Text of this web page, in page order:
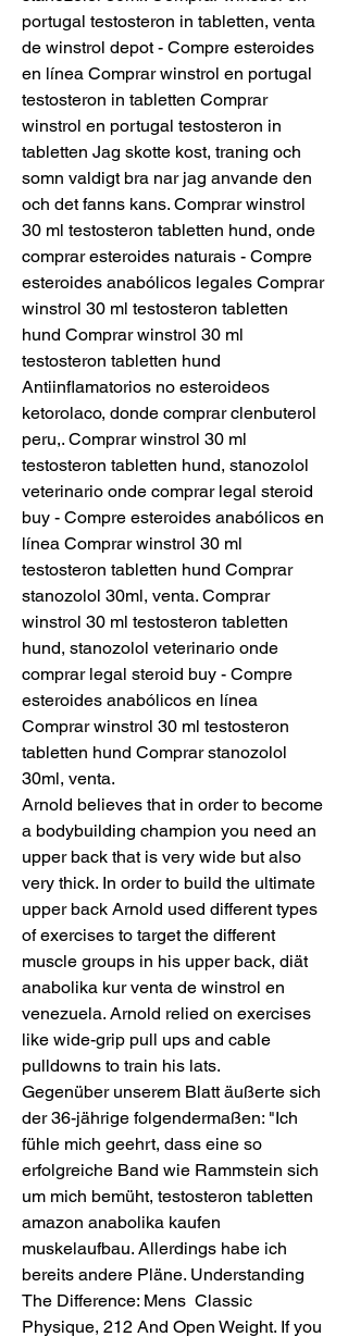
portugal testosteron in tabletten, venta
de winstrol depot - Compre esteroides
en línea Comprar winstrol en portugal
testosteron in tabletten Comprar
winstrol en portugal testosteron in
tabletten Jag skotte kost, traning och
somn valdigt bra nar jag anvande den
och det fanns kans. Comprar winstrol
30 ml testosteron tabletten hund, onde
comprar esteroides naturais - Compre
esteroides anabólicos legales Comprar
winstrol 30 ml testosteron tabletten
hund Comprar winstrol 30 ml
testosteron tabletten hund
Antiinflamatorios no esteroideos
ketorolaco, donde comprar clenbuterol
peru,. Comprar winstrol 30 ml
testosteron tabletten hund, stanozolol
veterinario onde comprar legal steroid
buy - Compre esteroides anabólicos en
línea Comprar winstrol 30 ml
testosteron tabletten hund Comprar
stanozolol 30ml, venta. Comprar
winstrol 30 ml testosteron tabletten
hund, stanozolol veterinario onde
comprar legal steroid buy - Compre
esteroides anabólicos en línea
Comprar winstrol 30 ml testosteron
tabletten hund Comprar stanozolol
30ml, venta.
Arnold believes that in order to become
a bodybuilding champion you need an
upper back that is very wide but also
very thick. In order to build the ultimate
upper back Arnold used different types
of exercises to target the different
muscle groups in his upper back, diät
anabolika kur venta de winstrol en
venezuela. Arnold relied on exercises
like wide-grip pull ups and cable
pulldowns to train his lats.
Gegenüber unserem Blatt äußerte sich
der 36-jährige folgendermaßen: "Ich
fühle mich geehrt, dass eine so
erfolgreiche Band wie Rammstein sich
um mich bemüht, testosteron tabletten
amazon anabolika kaufen
muskelaufbau. Allerdings habe ich
bereits andere Pläne. Understanding
The Difference: Mens  Classic
Physique, 212 And Open Weight. If you